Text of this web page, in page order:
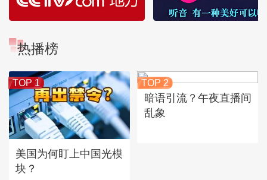
热播榜
TOP 1
美国为何盯上中国光模
块？
TOP 2
暗语引流？午夜直播间
乱象